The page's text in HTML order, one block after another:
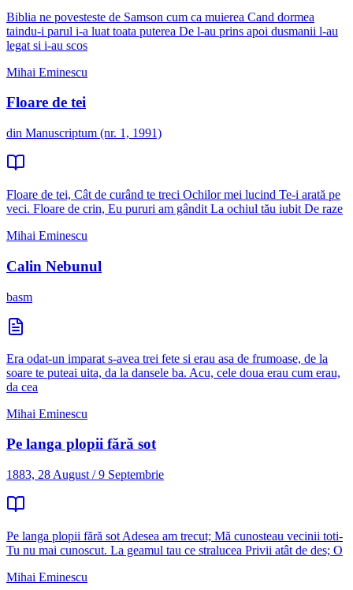
Biblia ne povesteste de Samson cum ca muierea Cand dormea
taindu-i parul i-a luat toata puterea De l-au prins apoi dusmanii l-au
legat si i-au scos
Mihai Eminescu
Floare de tei
din Manuscriptum (nr. 1, 1991)
Floare de tei, Cât de curând te treci Ochilor mei lucind Te-i arată pe
veci. Floare de crin, Eu pururi am gândit La ochiul tău iubit De raze
Mihai Eminescu
Calin Nebunul
basm
Era odat-un imparat s-avea trei fete si erau asa de frumoase, de la
soare te puteai uita, da la dansele ba. Acu, cele doua erau cum erau,
da cea
Mihai Eminescu
Pe langa plopii fără sot
1883, 28 August / 9 Septembrie
Pe langa plopii fără sot Adesea am trecut; Mă cunosteau vecinii toti-
Tu nu mai cunoscut. La geamul tau ce stralucea Privii atât de des; O
Mihai Eminescu